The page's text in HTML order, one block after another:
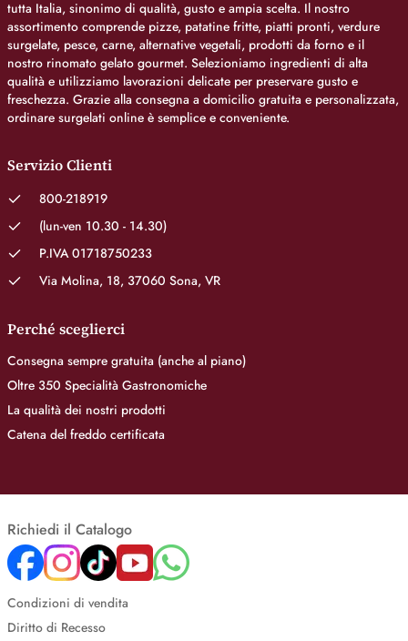
tutta Italia, sinonimo di qualità, gusto e ampia scelta. Il nostro
assortimento comprende pizze, patatine fritte, piatti pronti, verdure
surgelate, pesce, carne, alternative vegetali, prodotti da forno e il
nostro rinomato gelato gourmet. Selezioniamo ingredienti di alta
qualità e utilizziamo lavorazioni delicate per preservare gusto e
freschezza. Grazie alla consegna a domicilio gratuita e personalizzata,
ordinare surgelati online è semplice e conveniente.
Servizio Clienti
800-218919
(lun-ven 10.30 - 14.30)
P.IVA 01718750233
Via Molina, 18, 37060 Sona, VR
Perché sceglierci
Consegna sempre gratuita (anche al piano)
Oltre 350 Specialità Gastronomiche
La qualità dei nostri prodotti
Catena del freddo certificata
Richiedi il Catalogo
Condizioni di vendita
Diritto di Recesso